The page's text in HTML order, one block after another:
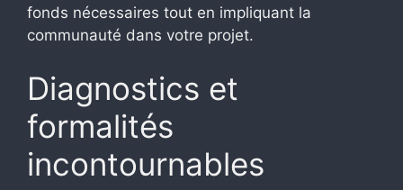
fonds nécessaires tout en impliquant la
communauté dans votre projet.
Diagnostics et
formalités
incontournables